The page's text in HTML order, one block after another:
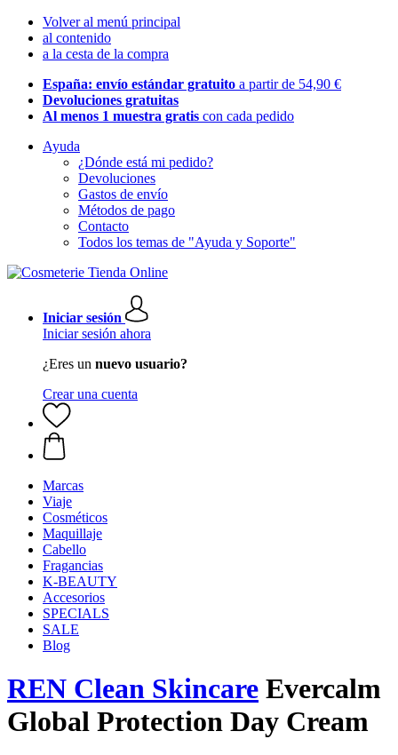
Volver al menú principal
al contenido
a la cesta de la compra
España: envío estándar gratuito a partir de 54,90 €
Devoluciones gratuitas
Al menos 1 muestra gratis con cada pedido
Ayuda
¿Dónde está mi pedido?
Devoluciones
Gastos de envío
Métodos de pago
Contacto
Todos los temas de "Ayuda y Soporte"
Iniciar sesión
Iniciar sesión ahora
¿Eres un nuevo usuario?
Crear una cuenta
Marcas
Viaje
Cosméticos
Maquillaje
Cabello
Fragancias
K-BEAUTY
Accesorios
SPECIALS
SALE
Blog
REN Clean Skincare Evercalm
Global Protection Day Cream